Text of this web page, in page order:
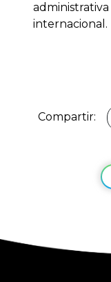
internacional.
Compartir: